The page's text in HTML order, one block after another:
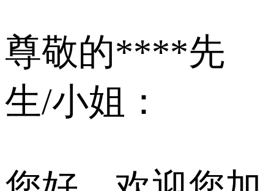
尊敬的****先
生/小姐：